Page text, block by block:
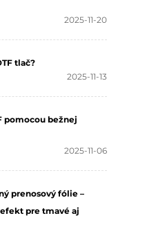
2025-11-20
tlač?
2025-11-13
pomocou bežnej
2025-11-06
prenosový fólie –
pre tmavé aj